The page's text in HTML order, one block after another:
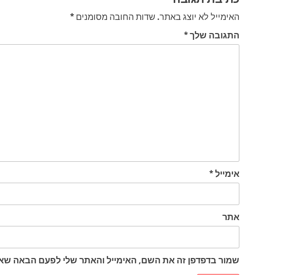
האימייל לא יוצג באתר. שדות החובה מסומנים *
התגובה שלך*
אימייל*
אתר
שמור בדפדפן זה את השם, האימייל והאתר שלי לפעם הבאה